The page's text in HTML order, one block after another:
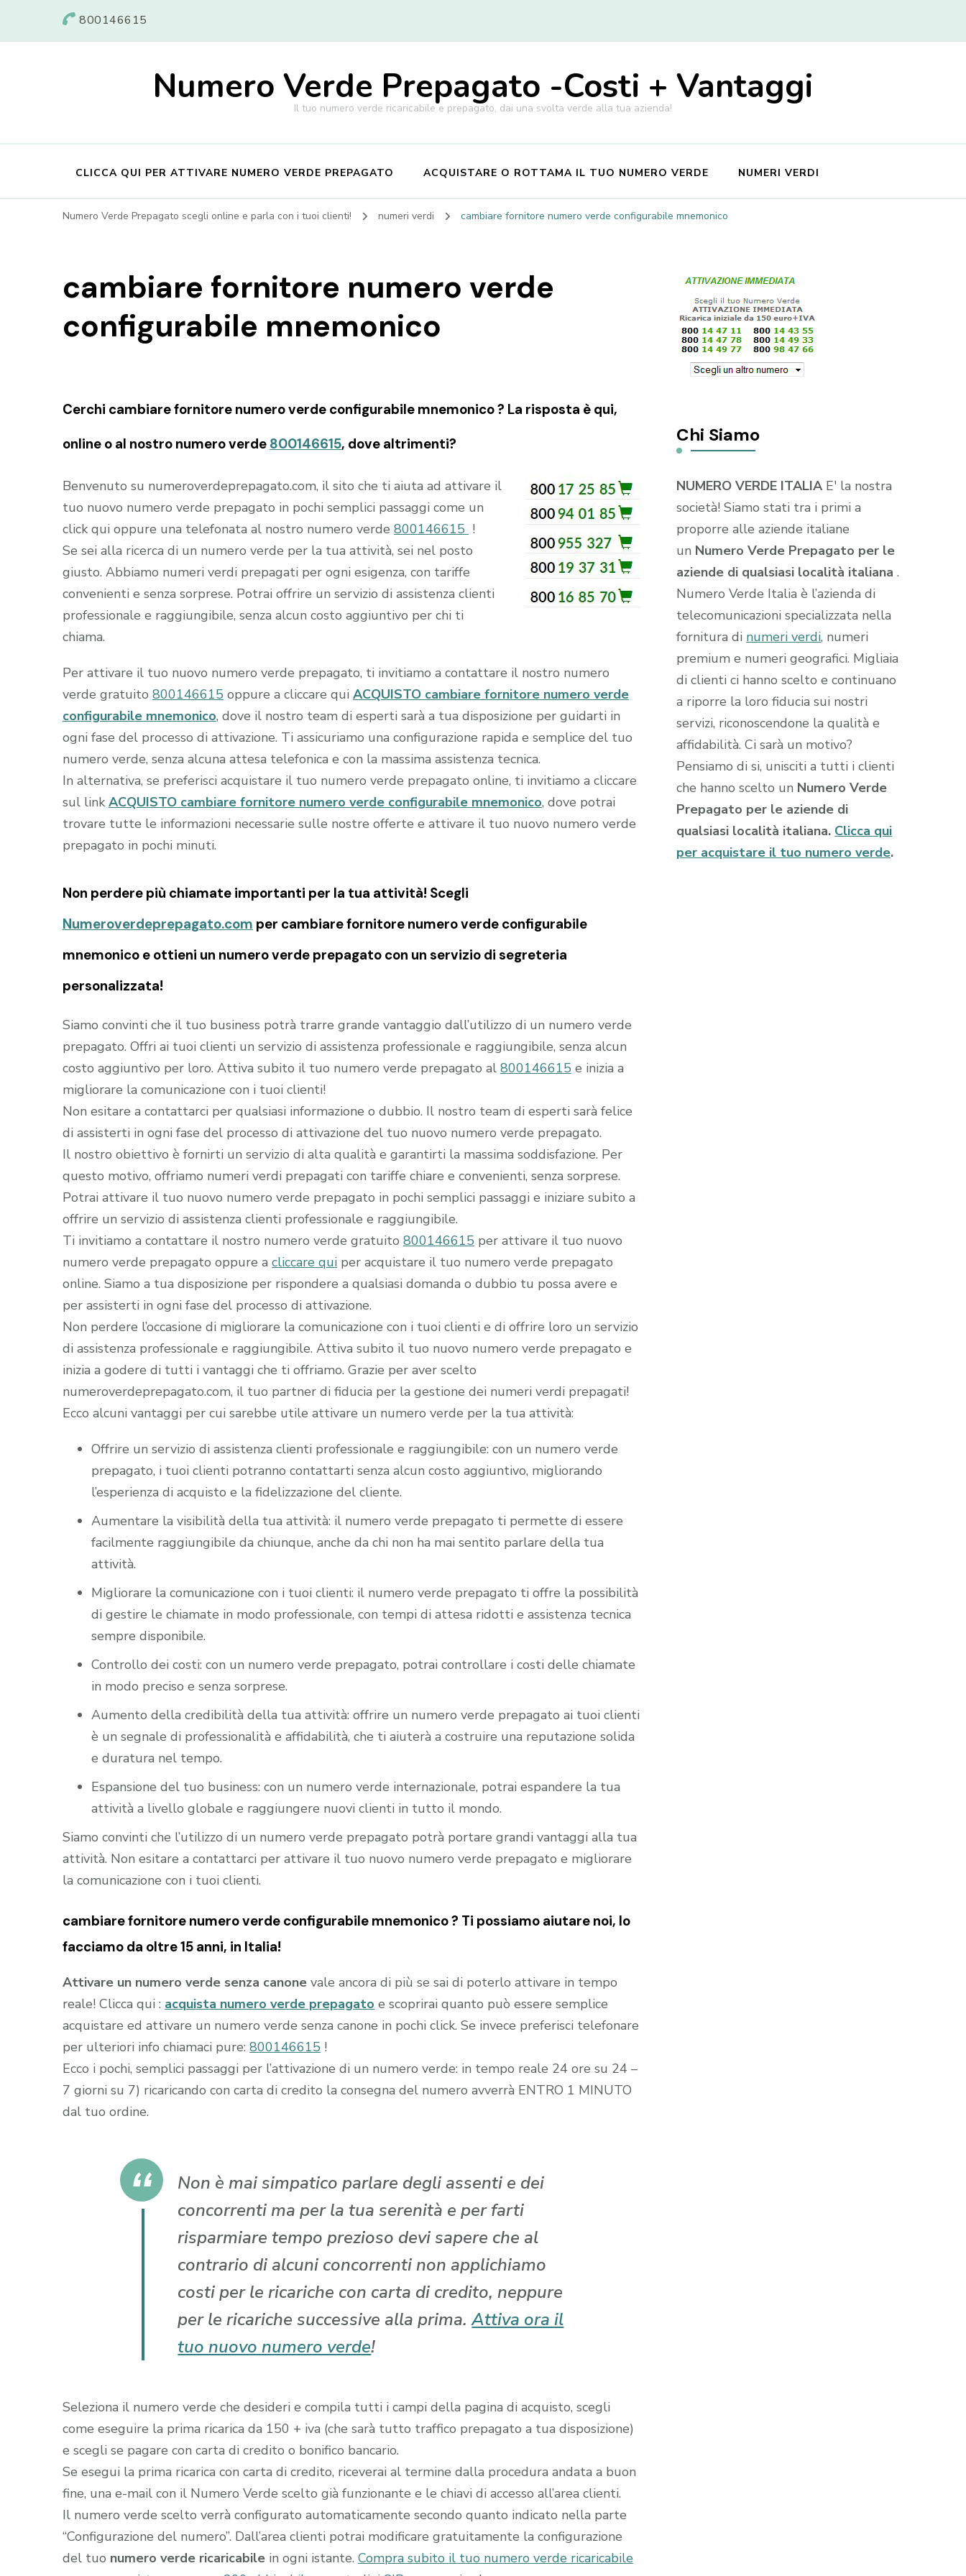
800146615
Numero Verde Prepagato -Costi + Vantaggi
Il tuo numero verde ricaricabile e prepagato, dai una svolta verde alla tua azienda!
CLICCA QUI PER ATTIVARE NUMERO VERDE PREPAGATO ACQUISTARE O ROTTAMA IL TUO NUMERO VERDE NUMERI VERDI
Numero Verde Prepagato scegli online e parla con i tuoi clienti! numeri verdi cambiare fornitore numero verde configurabile mnemonico
cambiare fornitore numero verde
configurabile mnemonico
Cerchi cambiare fornitore numero verde configurabile mnemonico ? La risposta è qui,
online o al nostro numero verde 800146615, dove altrimenti?
Benvenuto su numeroverdeprepagato.com, il sito che ti aiuta ad attivare il
tuo nuovo numero verde prepagato in pochi semplici passaggi come un
click qui oppure una telefonata al nostro numero verde 800146615 !
Se sei alla ricerca di un numero verde per la tua attività, sei nel posto
giusto. Abbiamo numeri verdi prepagati per ogni esigenza, con tariffe
convenienti e senza sorprese. Potrai offrire un servizio di assistenza clienti
professionale e raggiungibile, senza alcun costo aggiuntivo per chi ti
chiama.
Per attivare il tuo nuovo numero verde prepagato, ti invitiamo a contattare il nostro numero
verde gratuito 800146615 oppure a cliccare qui ACQUISTO cambiare fornitore numero verde
configurabile mnemonico, dove il nostro team di esperti sarà a tua disposizione per guidarti in
ogni fase del processo di attivazione. Ti assicuriamo una configurazione rapida e semplice del tuo
numero verde, senza alcuna attesa telefonica e con la massima assistenza tecnica.
In alternativa, se preferisci acquistare il tuo numero verde prepagato online, ti invitiamo a cliccare
sul link ACQUISTO cambiare fornitore numero verde configurabile mnemonico, dove potrai
trovare tutte le informazioni necessarie sulle nostre offerte e attivare il tuo nuovo numero verde
prepagato in pochi minuti.
Non perdere più chiamate importanti per la tua attività! Scegli
Numeroverdeprepagato.com per cambiare fornitore numero verde configurabile
mnemonico e ottieni un numero verde prepagato con un servizio di segreteria
personalizzata!
Siamo convinti che il tuo business potrà trarre grande vantaggio dall’utilizzo di un numero verde
prepagato. Offri ai tuoi clienti un servizio di assistenza professionale e raggiungibile, senza alcun
costo aggiuntivo per loro. Attiva subito il tuo numero verde prepagato al 800146615 e inizia a
migliorare la comunicazione con i tuoi clienti!
Non esitare a contattarci per qualsiasi informazione o dubbio. Il nostro team di esperti sarà felice
di assisterti in ogni fase del processo di attivazione del tuo nuovo numero verde prepagato.
Il nostro obiettivo è fornirti un servizio di alta qualità e garantirti la massima soddisfazione. Per
questo motivo, offriamo numeri verdi prepagati con tariffe chiare e convenienti, senza sorprese.
Potrai attivare il tuo nuovo numero verde prepagato in pochi semplici passaggi e iniziare subito a
offrire un servizio di assistenza clienti professionale e raggiungibile.
Ti invitiamo a contattare il nostro numero verde gratuito 800146615 per attivare il tuo nuovo
numero verde prepagato oppure a cliccare qui per acquistare il tuo numero verde prepagato
online. Siamo a tua disposizione per rispondere a qualsiasi domanda o dubbio tu possa avere e
per assisterti in ogni fase del processo di attivazione.
Non perdere l’occasione di migliorare la comunicazione con i tuoi clienti e di offrire loro un servizio
di assistenza professionale e raggiungibile. Attiva subito il tuo nuovo numero verde prepagato e
inizia a godere di tutti i vantaggi che ti offriamo. Grazie per aver scelto
numeroverdeprepagato.com, il tuo partner di fiducia per la gestione dei numeri verdi prepagati!
Ecco alcuni vantaggi per cui sarebbe utile attivare un numero verde per la tua attività:
Offrire un servizio di assistenza clienti professionale e raggiungibile: con un numero verde
prepagato, i tuoi clienti potranno contattarti senza alcun costo aggiuntivo, migliorando
l’esperienza di acquisto e la fidelizzazione del cliente.
Aumentare la visibilità della tua attività: il numero verde prepagato ti permette di essere
facilmente raggiungibile da chiunque, anche da chi non ha mai sentito parlare della tua
attività.
Migliorare la comunicazione con i tuoi clienti: il numero verde prepagato ti offre la possibilità
di gestire le chiamate in modo professionale, con tempi di attesa ridotti e assistenza tecnica
sempre disponibile.
Controllo dei costi: con un numero verde prepagato, potrai controllare i costi delle chiamate
in modo preciso e senza sorprese.
Aumento della credibilità della tua attività: offrire un numero verde prepagato ai tuoi clienti
è un segnale di professionalità e affidabilità, che ti aiuterà a costruire una reputazione solida
e duratura nel tempo.
Espansione del tuo business: con un numero verde internazionale, potrai espandere la tua
attività a livello globale e raggiungere nuovi clienti in tutto il mondo.
Siamo convinti che l’utilizzo di un numero verde prepagato potrà portare grandi vantaggi alla tua
attività. Non esitare a contattarci per attivare il tuo nuovo numero verde prepagato e migliorare
la comunicazione con i tuoi clienti.
cambiare fornitore numero verde configurabile mnemonico ? Ti possiamo aiutare noi, lo
facciamo da oltre 15 anni, in Italia!
Attivare un numero verde senza canone vale ancora di più se sai di poterlo attivare in tempo
reale! Clicca qui : acquista numero verde prepagato e scoprirai quanto può essere semplice
acquistare ed attivare un numero verde senza canone in pochi click. Se invece preferisci telefonare
per ulteriori info chiamaci pure: 800146615 !
Ecco i pochi, semplici passaggi per l’attivazione di un numero verde: in tempo reale 24 ore su 24 –
7 giorni su 7) ricaricando con carta di credito la consegna del numero avverrà ENTRO 1 MINUTO
dal tuo ordine.
Non è mai simpatico parlare degli assenti e dei
concorrenti ma per la tua serenità e per farti
risparmiare tempo prezioso devi sapere che al
contrario di alcuni concorrenti non applichiamo
costi per le ricariche con carta di credito, neppure
per le ricariche successive alla prima.Attiva ora il
tuo nuovo numero verde!
Seleziona il numero verde che desideri e compila tutti i campi della pagina di acquisto, scegli
come eseguire la prima ricarica da 150 + iva (che sarà tutto traffico prepagato a tua disposizione)
e scegli se pagare con carta di credito o bonifico bancario.
Se esegui la prima ricarica con carta di credito, riceverai al termine dalla procedura andata a buon
fine, una e-mail con il Numero Verde scelto già funzionante e le chiavi di accesso all’area clienti.
Il numero verde scelto verrà configurato automaticamente secondo quanto indicato nella parte
“Configurazione del numero”. Dall’area clienti potrai modificare gratuitamente la configurazione
del tuo numero verde ricaricabile in ogni istante. Compra subito il tuo numero verde ricaricabile
Chi Siamo
NUMERO VERDE ITALIAE' la nostra
società! Siamo stati tra i primi a
proporre alle aziende italiane
un Numero Verde Prepagato per le
aziende di qualsiasi località italiana.
Numero Verde Italia è l’azienda di
telecomunicazioni specializzata nella
fornitura di numeri verdi, numeri
premium e numeri geografici. Migliaia
di clienti ci hanno scelto e continuano
a riporre la loro fiducia sui nostri
servizi, riconoscendone la qualità e
affidabilità. Ci sarà un motivo?
Pensiamo di si, unisciti a tutti i clienti
che hanno scelto un Numero Verde
Prepagato per le aziende di
qualsiasi località italiana. Clicca qui
per acquistare il tuo numero verde.